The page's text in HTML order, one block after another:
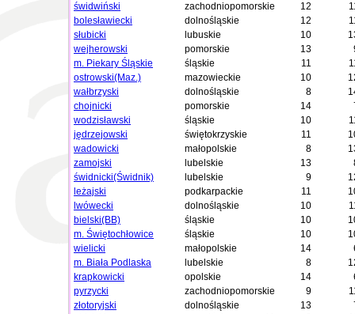
świdwiński
zachodniopomorskie 12
bolesławiecki
dolnośląskie 12
słubicki
lubuskie 10
wejherowski
pomorskie 13
m. Piekary Śląskie
śląskie 11
ostrowski(Maz.)
mazowieckie 10
wałbrzyski
dolnośląskie 8
chojnicki
pomorskie 14
wodzisławski
śląskie 10
jędrzejowski
świętokrzyskie 11
wadowicki
małopolskie 8
zamojski
lubelskie 13
świdnicki(Świdnik)
lubelskie 9
leżajski
podkarpackie 11
lwówecki
dolnośląskie 10
bielski(BB)
śląskie 10
m. Świętochłowice
śląskie 10
wielicki
małopolskie 14
m. Biała Podlaska
lubelskie 8
krapkowicki
opolskie 14
pyrzycki
zachodniopomorskie 9
złotoryjski
dolnośląskie 13